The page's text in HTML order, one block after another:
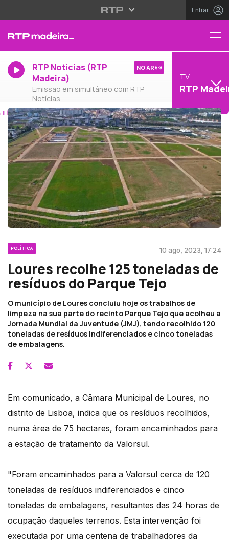
Entrar
RTP Notícias (RTP
Madeira)
Emissão em simultâneo com RTP
Notícias
NO AR
TV
RTP
POLÍTICA 10 ago, 2023, 17:24
Loures recolhe 125 toneladas de
resíduos do Parque Tejo
O município de Loures concluiu hoje os trabalhos de
limpeza na sua parte do recinto Parque Tejo que acolheu a
Jornada Mundial da Juventude (JMJ), tendo recolhido 120
toneladas de resíduos indiferenciados e cinco toneladas
de embalagens.
Em comunicado, a Câmara Municipal de Loures, no
distrito de Lisboa, indica que os resíduos recolhidos,
numa área de 75 hectares, foram encaminhados para
a estação de tratamento da Valorsul.
"Foram encaminhados para a Valorsul cerca de 120
toneladas de resíduos indiferenciados e cinco
toneladas de embalagens, resultantes das 24 horas de
ocupação daqueles terrenos. Esta intervenção foi
executada por uma centena de trabalhadores da